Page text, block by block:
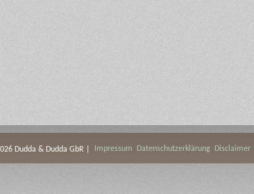
Dudda & Dudda GbR | Impressum Datenschutzerklärung Disclaimer